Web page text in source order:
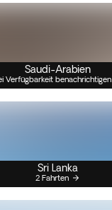
Saudi-Arabien
Verfügbarkeit benachrichtigen
Sri Lanka
2 Fahrten